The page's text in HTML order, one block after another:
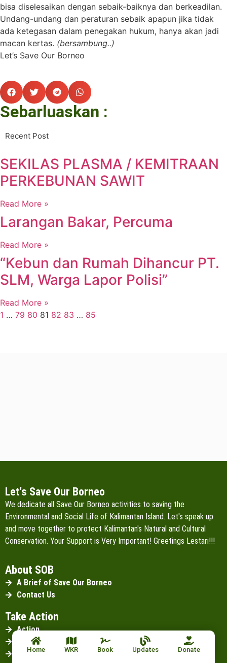
bisa diselesaikan dengan sebaik-baiknya dan berkeadilan.
Undang-undang dan peraturan sebaik apapun jika tidak
ada ketegasan dalam penegakan hukum, hanya akan jadi
macan kertas. (bersambung..)
Let’s Save Our Borneo
Sebarluaskan :
Recent Post
SEKILAS PLASMA / KEMITRAAN
PERKEBUNAN SAWIT
Read More »
Larangan Bakar, Percuma
Read More »
“Kebun dan Rumah Dihancur PT.
SLM, Warga Lapor Polisi”
Read More »
1 … 79 80 81 82 83 … 85
Let's Save Our Borneo
We dedicate all Save Our Borneo activities to saving the
Environmental and Social Life of Kalimantan Island. Let's speak up
and move together to protect Kalimantan's Natural and Cultural
Conservation. Your Support is Very Important! Greetings Lestari!!!
About SOB
A Brief of Save Our Borneo
Contact Us
Take Action
Action
Petition
Donate
Home WKR Book Updates Donate